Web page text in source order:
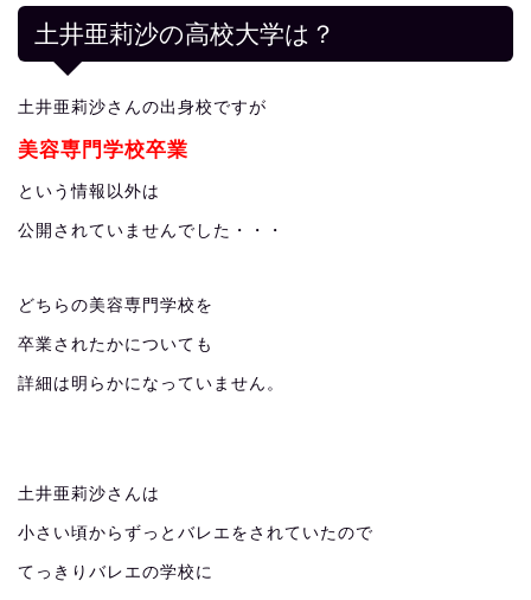
土井亜莉沙の高校大学は？
土井亜莉沙さんの出身校ですが
美容専門学校卒業
という情報以外は
公開されていませんでした・・・
どちらの美容専門学校を
卒業されたかについても
詳細は明らかになっていません。
土井亜莉沙さんは
小さい頃からずっとバレエをされていたので
てっきりバレエの学校に